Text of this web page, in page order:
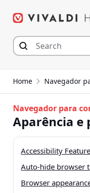
para
conteúdo
Home Navegador
Navegador para
Aparência e
Accessibility
Auto-hide browser
Browser